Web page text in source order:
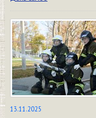
13.11.2025